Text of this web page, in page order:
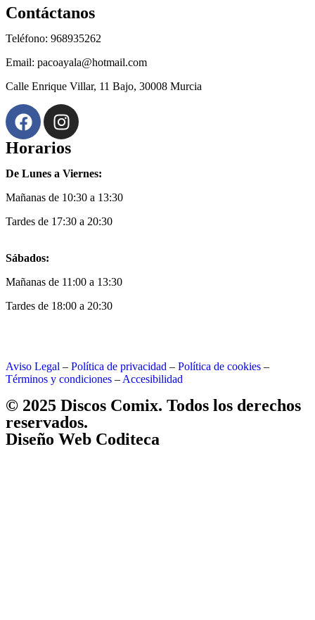
Contáctanos
Teléfono: 968935262
Email: pacoayala@hotmail.com
Calle Enrique Villar, 11 Bajo, 30008 Murcia
Horarios
De Lunes a Viernes:
Mañanas de 10:30 a 13:30
Tardes de 17:30 a 20:30
Sábados:
Mañanas de 11:00 a 13:30
Tardes de 18:00 a 20:30
Aviso Legal – Política de privacidad – Política de cookies –
Términos y condiciones – Accesibilidad
© 2025 Discos Comix. Todos los derechos
reservados.
Diseño Web Coditeca